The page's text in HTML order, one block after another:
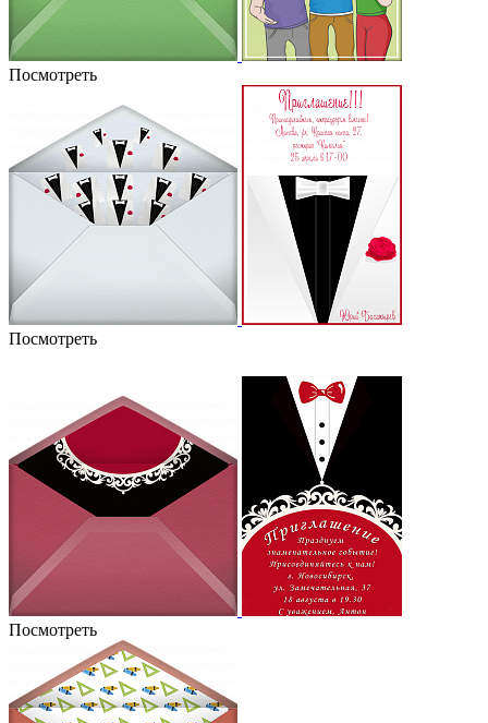
Посмотреть
Посмотреть
Посмотреть